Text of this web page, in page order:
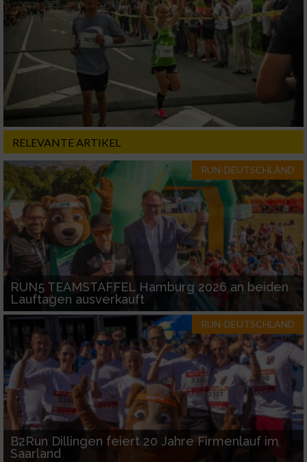
RELEVANTE ARTIKEL
RUN-DEUTSCHLAND
RUN5 TEAMSTAFFEL Hamburg 2026 an beiden
Lauftagen ausverkauft
RUN-DEUTSCHLAND
B2Run Dillingen feiert 20 Jahre Firmenlauf im
Saarland